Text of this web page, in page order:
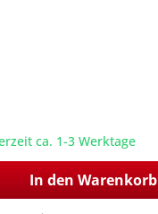
ca. 1-3 Werktage
In den Warenkorb